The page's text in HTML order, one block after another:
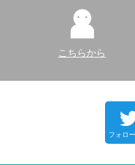
こちらから
フォロ